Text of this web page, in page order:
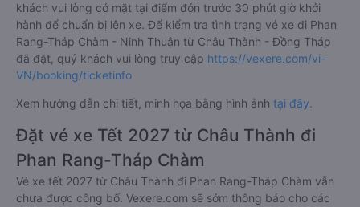
khách vui lòng có mặt tại điểm đón trước 30 phút giờ khởi
hành để chuẩn bị lên xe. Để kiểm tra tình trạng vé xe đi Phan
Rang-Tháp Chàm - Ninh Thuận từ Châu Thành - Đồng Tháp
đã đặt, quý khách vui lòng truy cập https://vexere.com/vi-
VN/booking/ticketinfo
Xem hướng dẫn chi tiết, minh họa bằng hình ảnh tại đây.
Đặt vé xe Tết 2027 từ Châu Thành đi
Phan Rang-Tháp Chàm
Vé xe tết 2027 từ Châu Thành đi Phan Rang-Tháp Chàm vẫn
chưa được công bố. Vexere.com sẽ sớm thông báo cho các